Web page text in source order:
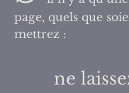
page, quels que
mettrez :
ne